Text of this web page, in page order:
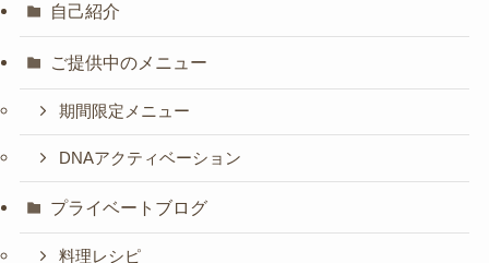
自己紹介
ご提供中のメニュー
期間限定メニュー
DNAアクティベーション
プライベートブログ
料理レシピ